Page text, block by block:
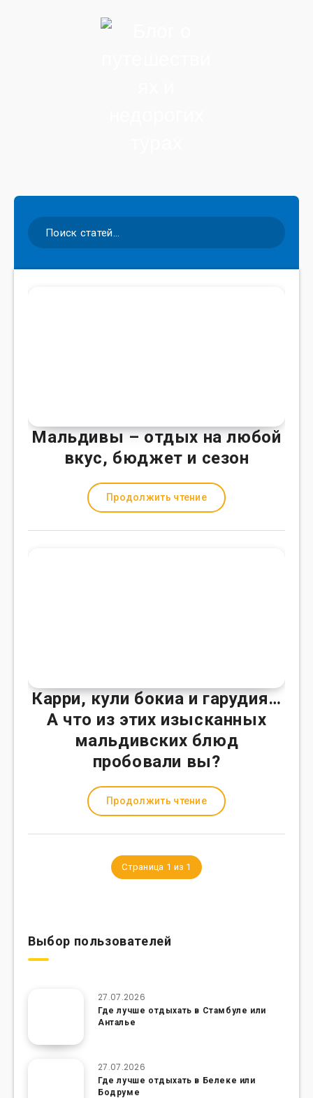
Мальдивы – отдых на любой
вкус, бюджет и сезон
Продолжить чтение
Карри, кули бокиа и гарудия…
А что из этих изысканных
мальдивских блюд
пробовали вы?
Продолжить чтение
Страница 1 из 1
Выбор пользователей
27.07.2026
Где лучше отдыхать в Стамбуле или
Анталье
27.07.2026
Где лучше отдыхать в Белеке или
Бодруме